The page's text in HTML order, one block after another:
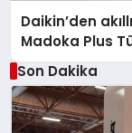
Daikin’den
Madoka Plus
Son Dakika